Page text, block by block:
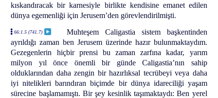
kıskandıracak bir karnesiyle birlikte kendisine emanet edilen
dünya egemenliği için Jerusem’den görevlendirilmişti.
66:1.5 (741.7)
Muhteşem Caligastia sistem başkentinden
ayrıldığı zaman ben Jerusem üzerinde hazır bulunmaktaydım.
Gezegenlerin hiçbir prensi bu zaman zarfına kadar, yarım
milyon yıl önce önemli bir günde Caligastia’nın sahip
olduklarından daha zengin bir hazırlıksal tecrübeyi veya daha
iyi nitelikleri barındıran biçimde bir dünya idareciliği yaşam
sürecine başlamamıştı. Bir şey kesinlik taşımaktaydı: Ben yerel